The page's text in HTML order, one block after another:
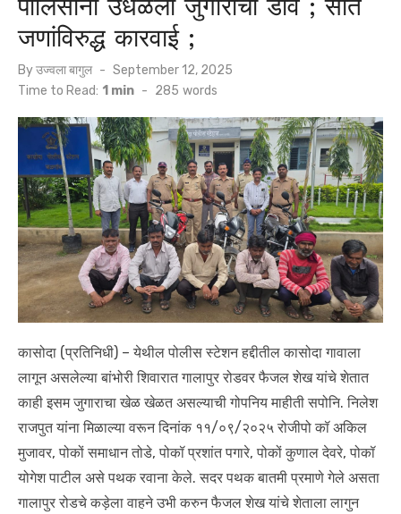
पोलिसांनी उधळला जुगाराचा डाव ; सात
जणांविरुद्ध कारवाई ;
Byउज्वला बागुल
Posted
on
September 12, 2025
Time to Read: 1 min - 285 words
कासोदा (प्रतिनिधी) – येथील पोलीस स्टेशन हद्दीतील कासोदा गावाला
लागून असलेल्या बांभोरी शिवारात गालापुर रोडवर फैजल शेख यांचे शेतात
काही इसम जुगाराचा खेळ खेळत असल्याची गोपनिय माहीती सपोनि. निलेश
राजपुत यांना मिळाल्या वरून दिनांक ११/०९/२०२५ रोजीपो कॉ अकिल
मुजावर, पोकों समाधान तोडे, पोकॉ प्रशांत पगारे, पोकों कुणाल देवरे, पोकॉ
योगेश पाटील असे पथक रवाना केले. सदर पथक बातमी प्रमाणे गेले असता
गालापुर रोडचे कड़ेला वाहने उभी करुन फैजल शेख यांचे शेताला लागुन